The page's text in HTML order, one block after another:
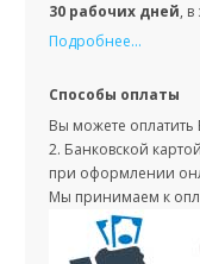
30 рабочих дней,
Подробнее...
Способы оплаты
Вы можете
2. Банковской
при оформлении
Мы принимаем к